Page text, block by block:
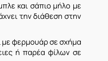
και σάπιο μήλο με
την διάθεση στην
με φερμουάρ σε σχήμα
ή παρέα φίλων σε